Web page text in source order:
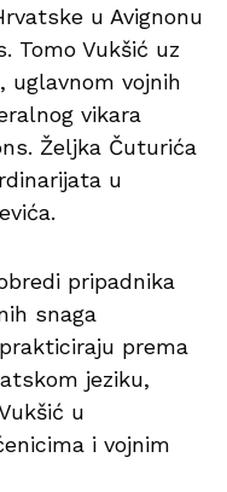
u Avignonu
Tomo Vukšić uz
uglavnom vojnih
vikara
Željka Čuturića
u
pripadnika
snaga
prema
jeziku,
u
i vojnim